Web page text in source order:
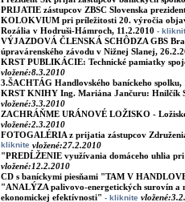
PRIJATIE zástupcov ZBSC Slovenska
KOLOKVIUM pri príležitosti 20. výročia
Rozália v Hodruši-Hámroch, 11.2.2010 -
VÝJAZDOVÁ ČLENSKÁ SCHÔDZA GBS
úpravárenského závodu v Nižnej Slanej,
KRST PUBLIKÁCIE: Technické pamiatky
vložené:8.3.2010
3.ŠACHTÁG Handlovského baníckeho spolku,
KRST KNIHY Ing. Mariána Jančuru: Hnilčík
vložené:3.3.2010
ZACHRÁŇME URÁNOVÉ LOŽISKO -
vložené:2.3.2010
FOTOGALÉRIA z prijatia zástupcov
kliknite vložené:27.2.2010
"PREDĹŽENIE využívania domáceho uhlia
vložené:12.2.2010
CD s baníckymi piesňami "TAM V
"ANALÝZA palivovo-energetických surovín a
ekonomickej efektívnosti" - kliknite